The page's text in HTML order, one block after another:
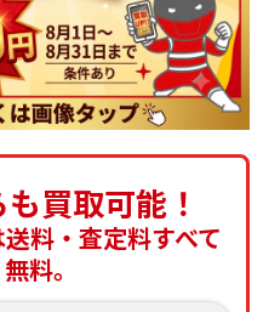
買取可能！
料・査定料すべて
無料。